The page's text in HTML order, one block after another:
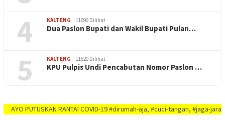
4 KALTENG 11696 Dilihat
Dua Paslon Bupati dan Wakil Bupati Pulan…
5 KALTENG 11620 Dilihat
KPU Pulpis Undi Pencabutan Nomor Paslon …
PUTUSKAN RANTAI COVID-19 #dirumah-aja, #cuci-tangan, #jaga-jarak,